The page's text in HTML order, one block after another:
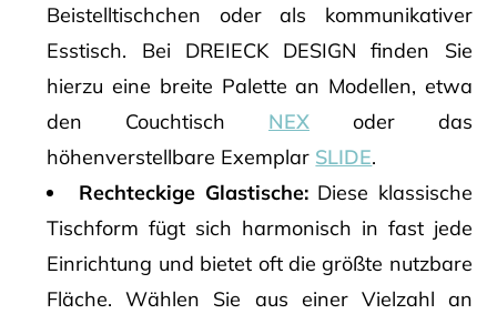
Beistelltischchen oder als kommunikativer
Esstisch. Bei DREIECK DESIGN finden Sie
hierzu eine breite Palette an Modellen, etwa
den Couchtisch NEX oder das
höhenverstellbare Exemplar SLIDE.
Rechteckige Glastische:Diese klassische
Tischform fügt sich harmonisch in fast jede
Einrichtung und bietet oft die größte nutzbare
Fläche. Wählen Sie aus einer Vielzahl an